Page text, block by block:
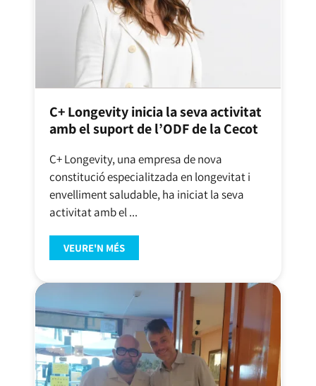
C+ Longevity inicia la seva activitat
amb el suport de l’ODF de la Cecot
C+ Longevity, una empresa de nova
constitució especialitzada en longevitat i
envelliment saludable, ha iniciat la seva
activitat amb el ...
VEURE'N MÉS